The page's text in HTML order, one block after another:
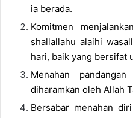
ia berada.
Komitmen
shallallahu alaihi
hari, baik yang bersifat
Menahan
diharamkan oleh Allah
Bersabar menahan